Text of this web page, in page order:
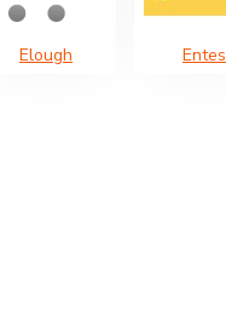
Elough Entes